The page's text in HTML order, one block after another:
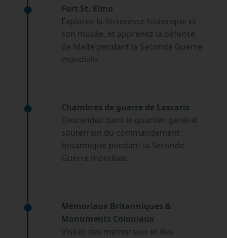
Fort St. Elmo
Explorez la forteresse historique et
son musée, et apprenez la défense
de Malte pendant la Seconde Guerre
mondiale.
Chambres de guerre de Lascaris
Descendez dans le quartier général
souterrain du commandement
britannique pendant la Seconde
Guerre mondiale.
Mémoriaux Britanniques &
Monuments Coloniaux
Visitez des mémoriaux et des